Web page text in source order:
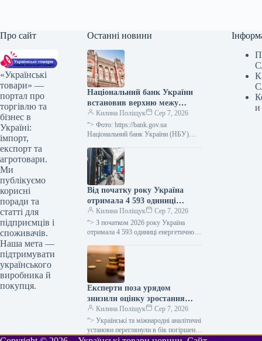
Про сайт
«Українські
товари» —
портал про
торгівлю та
бізнес в
Україні:
імпорт,
експорт та
агротовари.
Ми
публікуємо
корисні
поради та
статті для
підприємців і
споживачів.
Наша мета —
підтримувати
українського
виробника й
покупця.
Останні новини
Національний банк України
встановив верхню межу
відсоткової ставки за
тримісячними депозитними
сертифікатами, яка не
плюс 3,5 процентних пункти.
Килина Поліщук
Сер 7, 2026
“> Фото: https://bank.gov.ua
Національний банк України (НБУ)
тримісячними обмеженими
депозитними сертифікатами, який
дорівнює обліковій ставці плюс…
Від початку року Україна
отримала 4 593 одиниці
енергетичного обладнання, ще
1 206 очікується.
Килина Поліщук
Сер 7, 2026
“> З початком 2026 року Україна
отримала 4 593 одиниці енергетичного
трансформатори, блочно-модульні
котельні (БМК), когенераційні
установки…
Експерти поза урядом
знизили оцінку зростання
української економіки на 2026
рік з 2,4% до 1,1% через
затяжну війну.
Килина Поліщук
Сер 7, 2026
“> Українські та міжнародні аналітичні
установи переглянули в бік погіршення
прогноз щодо збільшення реального
и